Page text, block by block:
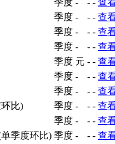
季度 - - - 查
季度 - - - 查
季度 - - - 查
季度 - - - 查
季度 元 - - 查
季度 - - - 查
季度 - - - 查
比)
季度 - - - 查
季度 - - - 查
季度环比) 季度 - - - 查